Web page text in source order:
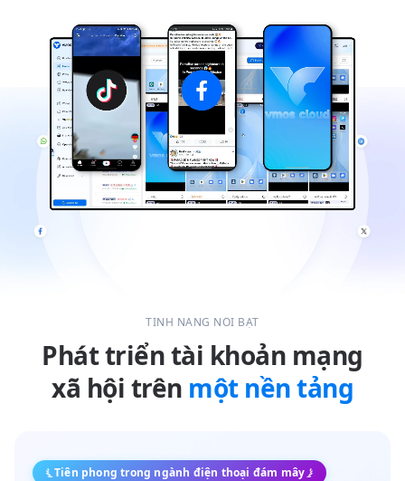
TÍNH NĂNG NỔI BẬT
Phát triển tài khoản mạng
xã hội trên một nền tảng
Tiên phong trong ngành điện thoại đám mây